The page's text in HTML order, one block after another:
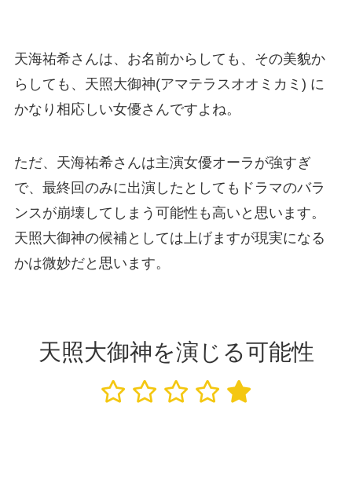
天海祐希さんは、お名前からしても、その美貌か
らしても、天照大御神(アマテラスオオミカミ) に
かなり相応しい女優さんですよね。
ただ、天海祐希さんは主演女優オーラが強すぎ
で、最終回のみに出演したとしてもドラマのバラ
ンスが崩壊してしまう可能性も高いと思います。
天照大御神の候補としては上げますが現実になる
かは微妙だと思います。
天照大御神を演じる可能性